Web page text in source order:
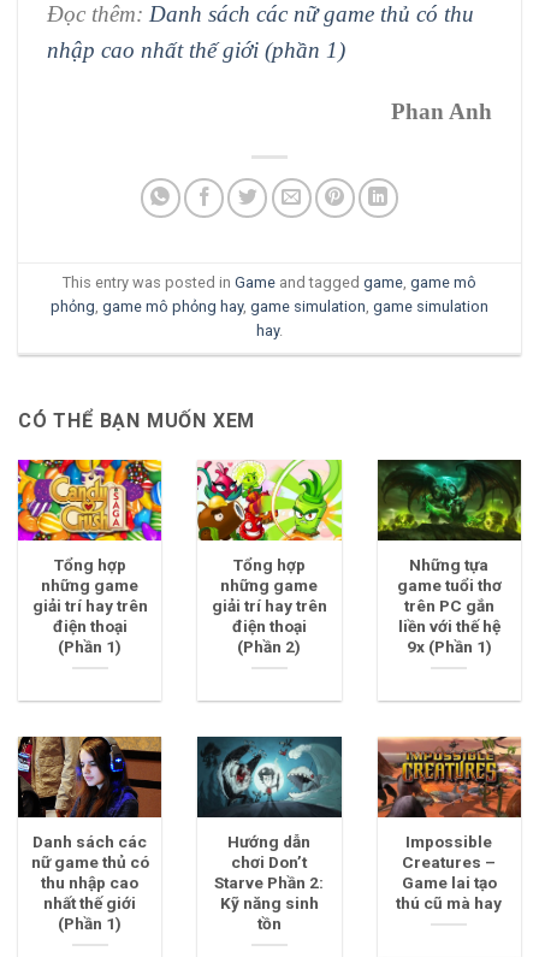
Đọc thêm: Danh sách các nữ game thủ có thu
nhập cao nhất thế giới (phần 1)
Phan Anh
This entry was posted in Game and tagged game, game mô
phỏng, game mô phỏng hay, game simulation, game simulation
hay.
CÓ THỂ BẠN MUỐN XEM
Tổng hợp
những game
giải trí hay trên
điện thoại
(Phần 1)
Tổng hợp
những game
giải trí hay trên
điện thoại
(Phần 2)
Những tựa
game tuổi thơ
trên PC gắn
liền với thế hệ
9x (Phần 1)
Danh sách các
nữ game thủ có
thu nhập cao
nhất thế giới
(Phần 1)
Hướng dẫn
chơi Don’t
Starve Phần 2:
Kỹ năng sinh
tồn
Impossible
Creatures –
Game lai tạo
thú cũ mà hay